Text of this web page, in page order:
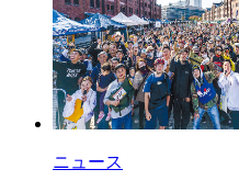
ニュース